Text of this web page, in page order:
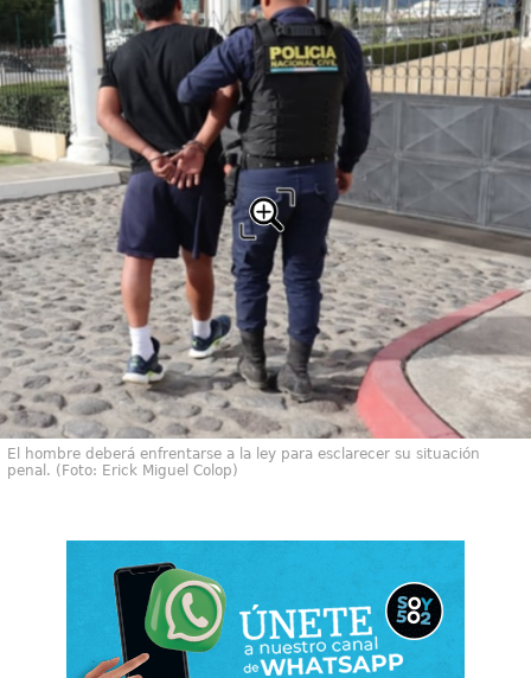
El hombre deberá enfrentarse a la ley para esclarecer su situación
penal. (Foto: Erick Miguel Colop)